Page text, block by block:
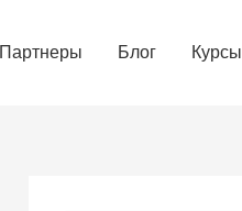
Партнеры Блог Курсы